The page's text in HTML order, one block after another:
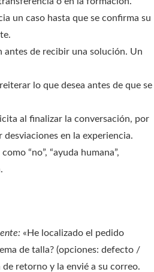
un caso hasta que se confirma su
de recibir una solución. Un
lo que desea antes de que se
al finalizar la conversación, por
en la experiencia.
“no”, “ayuda humana”,
«He localizado el pedido
de talla? (opciones: defecto /
retorno y la envié a su correo.